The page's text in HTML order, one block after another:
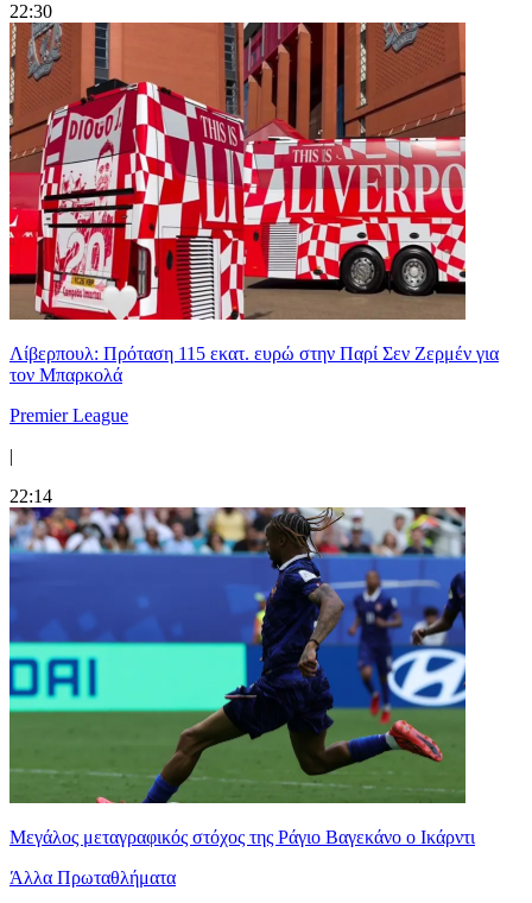
22:30
Λίβερπουλ: Πρόταση 115 εκατ. ευρώ στην Παρί Σεν Ζερμέν για
τον Μπαρκολά
Premier League
|
22:14
Μεγάλος μεταγραφικός στόχος της Ράγιο Βαγεκάνο ο Ικάρντι
Άλλα Πρωταθλήματα